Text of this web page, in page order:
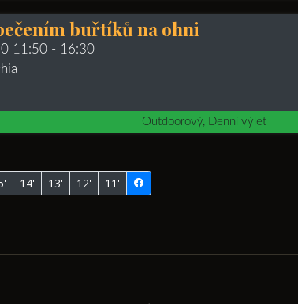
Outdoorový, Denní výlet
buřtíků na ohni
11:50 - 16:30
14' 13' 12' 11'